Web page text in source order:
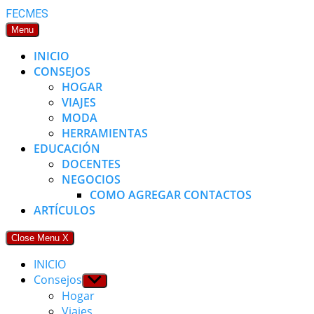
Skip
to
FECMES
Menu
INICIO
CONSEJOS
HOGAR
VIAJES
MODA
HERRAMIENTAS
EDUCACIÓN
DOCENTES
NEGOCIOS
COMO AGREGAR CONTACTOS
ARTÍCULOS
Close Menu X
INICIO
Consejos Show
sub
menu
Hogar